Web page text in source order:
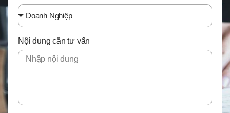
Nội dung cần tư vấn